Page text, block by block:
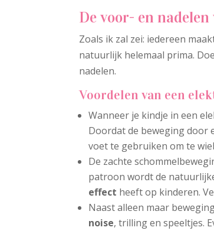
De voor- en
Zoals ik zal zei: iedereen
natuurlijk helemaal prima.
nadelen.
Voordelen van een
Wanneer je kindje in een
Doordat de beweging door
voet te gebruiken om te
De zachte
patroon wordt de
effect heeft op kinderen.
Naast alleen maar
noise, trilling en speeltjes.